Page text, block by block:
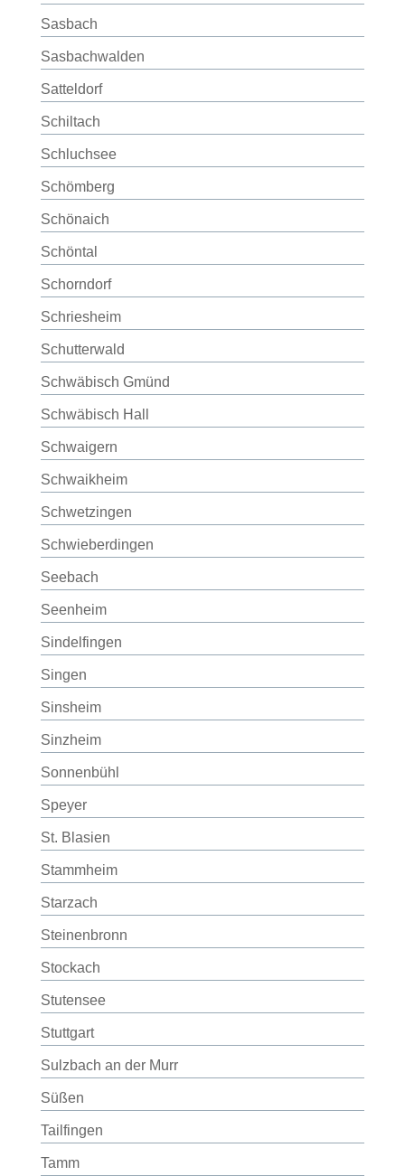
Sasbach
Sasbachwalden
Satteldorf
Schiltach
Schluchsee
Schömberg
Schönaich
Schöntal
Schorndorf
Schriesheim
Schutterwald
Schwäbisch Gmünd
Schwäbisch Hall
Schwaigern
Schwaikheim
Schwetzingen
Schwieberdingen
Seebach
Seenheim
Sindelfingen
Singen
Sinsheim
Sinzheim
Sonnenbühl
Speyer
St. Blasien
Stammheim
Starzach
Steinenbronn
Stockach
Stutensee
Stuttgart
Sulzbach an der Murr
Süßen
Tailfingen
Tamm